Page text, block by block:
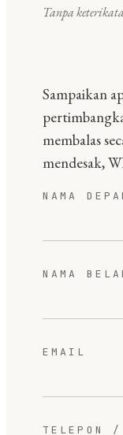
Tanpa
Sampaikan
membalas
mendesak,
NAMA
NAMA
EMAIL
TELEPON /